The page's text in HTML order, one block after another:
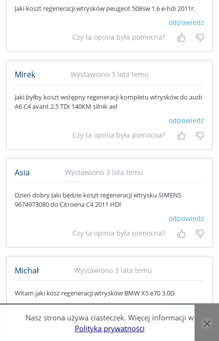
Jaki koszt regeneracji wtrysków peugeot 508sw 1.6 e-hdi 2011r.
odpowiedz
Czy ta opinia była pomocna?
Tak, była
Nie
Mirek Wystawiono 3 lata temu
Jaki byłby koszt wstępny regeneracji kompletu wtrysków do audi
A6 C4 avant 2.5 TDI 140KM silnik ael
odpowiedz
Czy ta opinia była pomocna?
Tak, była
Nie
Asia Wystawiono 3 lata temu
Dzień dobry Jaki będzie koszt regeneracji wtrysku SIMENS
9674973080 do Citroena C4 2011 HDI
odpowiedz
Czy ta opinia była pomocna?
Tak, była
Nie
Michał Wystawiono 3 lata temu
Witam jaki kosz regeneracji wtrysków BMW X5 e70 3.0D
odpowiedz
Czy ta opinia była pomocna?
Tak, była
Nie
Nasz strona używa ciasteczek. Więcej informacji w
Polityka prywatności
×